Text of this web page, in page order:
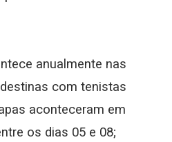
anualmente nas
com tenistas
aconteceram em
os dias 05 e 08;